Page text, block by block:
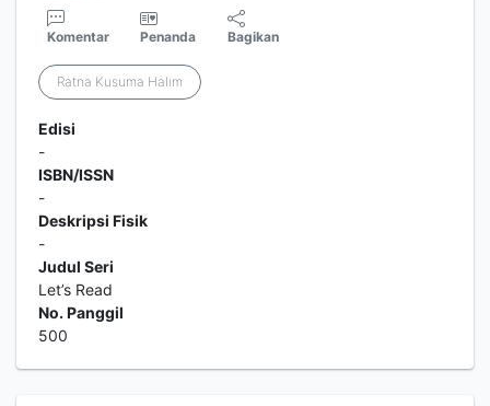
Komentar Penanda Bagikan
Ratna Kusuma Halim
Edisi
-
ISBN/ISSN
-
Deskripsi Fisik
-
Judul Seri
Let’s Read
No. Panggil
500